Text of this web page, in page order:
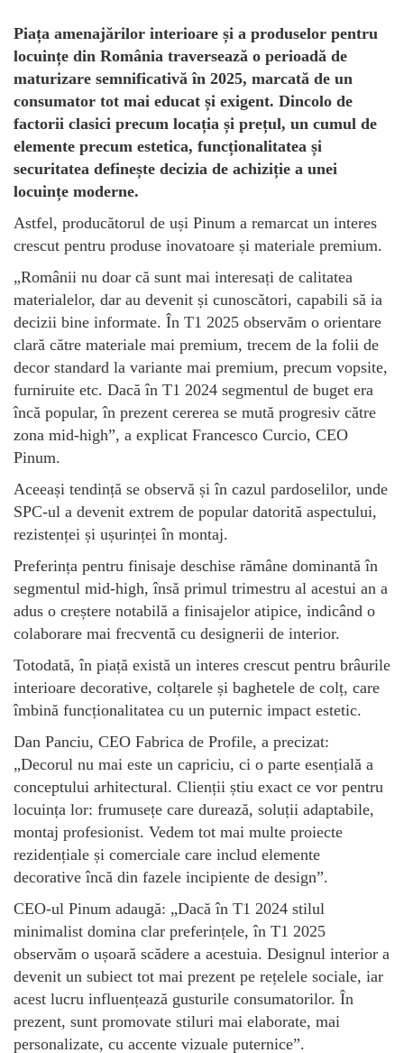
Piața amenajărilor interioare și a produselor pentru
locuințe din România traversează o perioadă de
maturizare semnificativă în 2025, marcată de un
consumator tot mai educat și exigent. Dincolo de
factorii clasici precum locația și prețul, un cumul de
elemente precum estetica, funcționalitatea și
securitatea definește decizia de achiziție a unei
locuințe moderne.
Astfel, producătorul de uși Pinum a remarcat un interes
crescut pentru produse inovatoare și materiale premium.
„Românii nu doar că sunt mai interesați de calitatea
materialelor, dar au devenit și cunoscători, capabili să ia
decizii bine informate. În T1 2025 observăm o orientare
clară către materiale mai premium, trecem de la folii de
decor standard la variante mai premium, precum vopsite,
furniruite etc. Dacă în T1 2024 segmentul de buget era
încă popular, în prezent cererea se mută progresiv către
zona mid-high”, a explicat Francesco Curcio, CEO
Pinum.
Aceeași tendință se observă și în cazul pardoselilor, unde
SPC-ul a devenit extrem de popular datorită aspectului,
rezistenței și ușurinței în montaj.
Preferința pentru finisaje deschise rămâne dominantă în
segmentul mid-high, însă primul trimestru al acestui an a
adus o creștere notabilă a finisajelor atipice, indicând o
colaborare mai frecventă cu designerii de interior.
Totodată, în piață există un interes crescut pentru brâurile
interioare decorative, colțarele și baghetele de colț, care
îmbină funcționalitatea cu un puternic impact estetic.
Dan Panciu, CEO Fabrica de Profile, a precizat:
„Decorul nu mai este un capriciu, ci o parte esențială a
conceptului arhitectural. Clienții știu exact ce vor pentru
locuința lor: frumusețe care durează, soluții adaptabile,
montaj profesionist. Vedem tot mai multe proiecte
rezidențiale și comerciale care includ elemente
decorative încă din fazele incipiente de design”.
CEO-ul Pinum adaugă: „Dacă în T1 2024 stilul
minimalist domina clar preferințele, în T1 2025
observăm o ușoară scădere a acestuia. Designul interior a
devenit un subiect tot mai prezent pe rețelele sociale, iar
acest lucru influențează gusturile consumatorilor. În
prezent, sunt promovate stiluri mai elaborate, mai
personalizate, cu accente vizuale puternice”.